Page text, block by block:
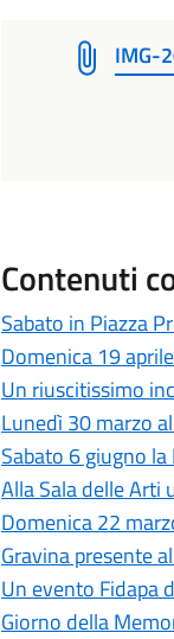
IMG-
Contenuti
Sabato in Piazza
Domenica 19
Un riuscitissimo
Lunedì 30 marzo
Sabato 6 giugno
Alla Sala delle Arti
Domenica 22
Gravina presente
Un evento Fidapa
Giorno della